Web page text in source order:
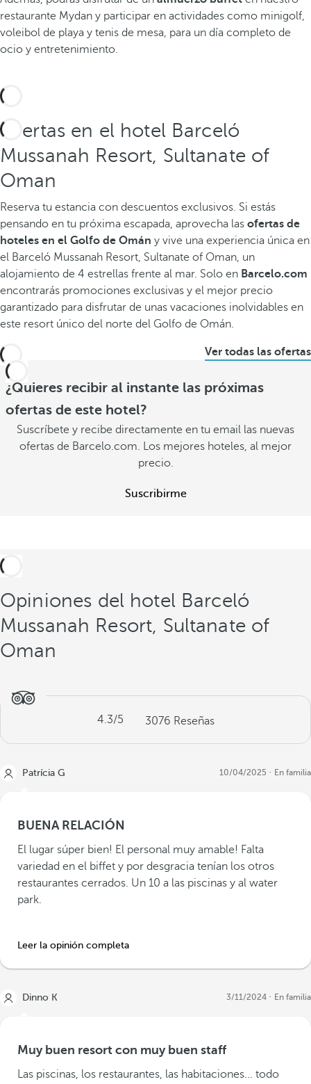
restaurante Mydan y participar en actividades como minigolf,
voleibol de playa y tenis de mesa, para un día completo de
ocio y entretenimiento.
Ofertas en el hotel Barceló
Mussanah Resort, Sultanate of
Oman
Reserva tu estancia con descuentos exclusivos. Si estás
pensando en tu próxima escapada, aprovecha las ofertas de
hoteles en el Golfo de Omán y vive una experiencia única en
el Barceló Mussanah Resort, Sultanate of Oman, un
alojamiento de 4 estrellas frente al mar. Solo en Barcelo.com
encontrarás promociones exclusivas y el mejor precio
garantizado para disfrutar de unas vacaciones inolvidables en
este resort único del norte del Golfo de Omán.
Ver todas las ofertas
¿Quieres recibir al instante las próximas
ofertas de este hotel?
Suscríbete y recibe directamente en tu email las nuevas
ofertas de Barcelo.com. Los mejores hoteles, al mejor
precio.
Suscribirme
Opiniones del hotel Barceló
Mussanah Resort, Sultanate of
Oman
4.3/5 3076 Reseñas
Patrícia G 10/04/2025 En familia
BUENA RELACIÓN
El lugar súper bien! El personal muy amable! Falta
variedad en el biffet y por desgracia tenían los otros
restaurantes cerrados. Un 10 a las piscinas y al water
park.
Leer la opinión completa
Dinno K 3/11/2024 En familia
Muy buen resort con muy buen staff
Las piscinas, los restaurantes, las habitaciones... todo